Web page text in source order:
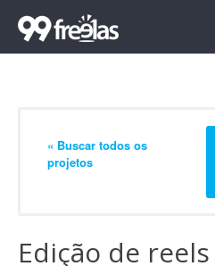
« Buscar todos os
projetos
Edição de